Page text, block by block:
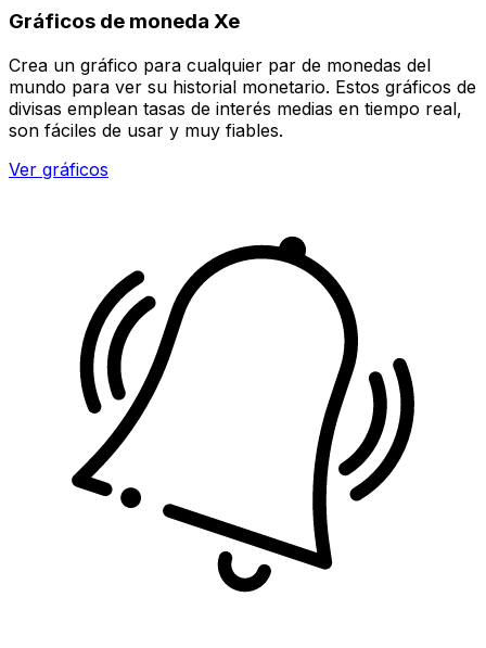
Gráficos de moneda Xe
Crea un gráfico para cualquier par de monedas del
mundo para ver su historial monetario. Estos gráficos de
divisas emplean tasas de interés medias en tiempo real,
son fáciles de usar y muy fiables.
Ver gráficos